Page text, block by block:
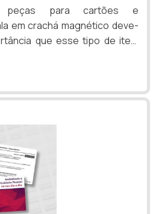
peças para cartões e
em crachá magnético deve-
que esse tipo de item
tipos de estabelecimentos.
magnéticos são itens
a segurança do local,
fazendo com que elas
portas, che.